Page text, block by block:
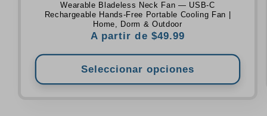
Wearable Bladeless Neck Fan — USB-C
Rechargeable Hands-Free Portable Cooling Fan |
Home, Dorm & Outdoor
Precio
A partir de $49.99
Seleccionar opciones